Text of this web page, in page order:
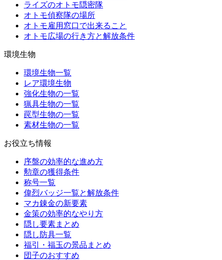
ライズのオトモ隠密隊
オトモ偵察隊の場所
オトモ雇用窓口で出来ること
オトモ広場の行き方と解放条件
環境生物
環境生物一覧
レア環境生物
強化生物の一覧
猟具生物の一覧
罠型生物の一覧
素材生物の一覧
お役立ち情報
序盤の効率的な進め方
勲章の獲得条件
称号一覧
偉烈バッジ一覧と解放条件
マカ錬金の新要素
金策の効率的なやり方
隠し要素まとめ
隠し防具一覧
福引・福玉の景品まとめ
団子のおすすめ